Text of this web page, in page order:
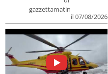
gazzettamatin
il 07/08/2026